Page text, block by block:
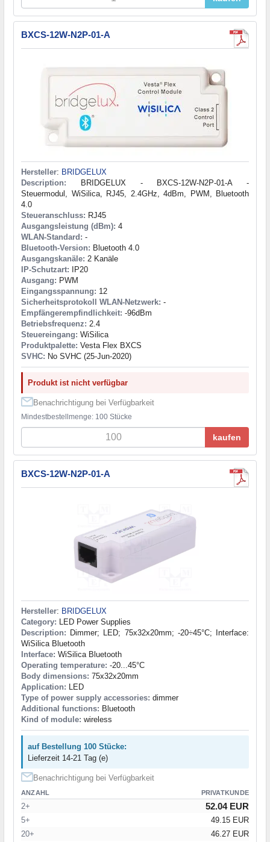
BXCS-12W-N2P-01-A
Hersteller: BRIDGELUX
Description: BRIDGELUX - BXCS-12W-N2P-01-A -
Steuermodul, WiSilica, RJ45, 2.4GHz, 4dBm, PWM, Bluetooth
4.0
Steueranschluss: RJ45
Ausgangsleistung (dBm): 4
WLAN-Standard: -
Bluetooth-Version: Bluetooth 4.0
Ausgangskanäle: 2 Kanäle
IP-Schutzart: IP20
Ausgang: PWM
Eingangsspannung: 12
Sicherheitsprotokoll WLAN-Netzwerk: -
Empfängerempfindlichkeit: -96dBm
Betriebsfrequenz: 2.4
Steuereingang: WiSilica
Produktpalette: Vesta Flex BXCS
SVHC: No SVHC (25-Jun-2020)
Produkt ist nicht verfügbar
Benachrichtigung bei Verfügbarkeit
Mindestbestellmenge: 100 Stücke
kaufen
BXCS-12W-N2P-01-A
Hersteller: BRIDGELUX
Category: LED Power Supplies
Description: Dimmer; LED; 75x32x20mm; -20÷45°C; Interface:
WiSilica Bluetooth
Interface: WiSilica Bluetooth
Operating temperature: -20...45°C
Body dimensions: 75x32x20mm
Application: LED
Type of power supply accessories: dimmer
Additional functions: Bluetooth
Kind of module: wireless
auf Bestellung 100 Stücke:
Lieferzeit 14-21 Tag (e)
Benachrichtigung bei Verfügbarkeit
ANZAHL PRIVATKUNDE
2+ 52.04 EUR
5+
49.15 EUR
20+
46.27 EUR